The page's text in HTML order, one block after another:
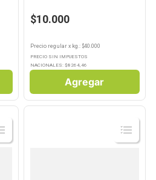
$10.000
Precio regularx kg.: $40.000
PRECIO SIN IMPUESTOS
NACIONALES: $8264,46
Agregar